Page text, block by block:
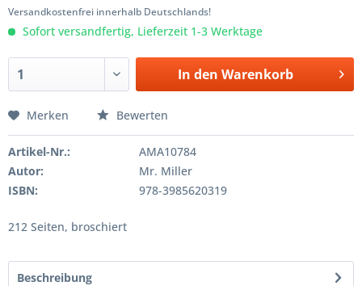
Versandkostenfrei innerhalb Deutschlands!
Sofort versandfertig, Lieferzeit 1-3 Werktage
In den Warenkorb
Merken Bewerten
Artikel-Nr.:
AMA10784
Autor:
Mr. Miller
ISBN:
978-3985620319
212 Seiten, broschiert
Beschreibung